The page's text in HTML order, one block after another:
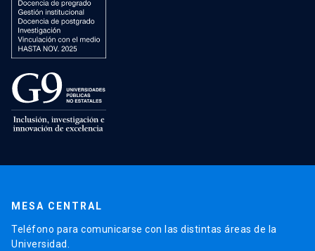
MESA CENTRAL
Teléfono para comunicarse con las distintas áreas de la
Universidad.